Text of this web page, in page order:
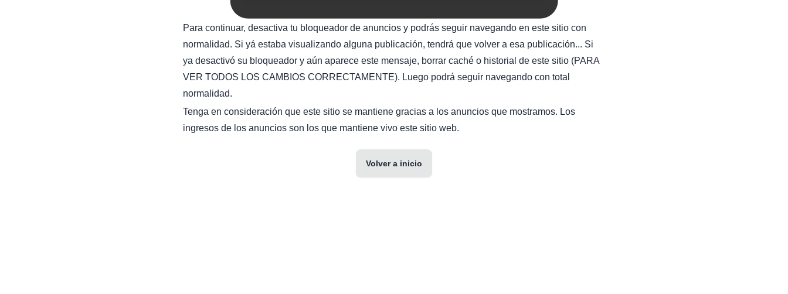
Para continuar, desactiva tu bloqueador de anuncios y podrás seguir navegando en este sitio con
normalidad. Si yá estaba visualizando alguna publicación, tendrá que volver a esa publicación... Si
ya desactivó su bloqueador y aún aparece este mensaje, borrar caché o historial de este sitio (PARA
VER TODOS LOS CAMBIOS CORRECTAMENTE). Luego podrá seguir navegando con total
normalidad.
Tenga en consideración que este sitio se mantiene gracias a los anuncios que mostramos. Los
ingresos de los anuncios son los que mantiene vivo este sitio web.
Volver a inicio